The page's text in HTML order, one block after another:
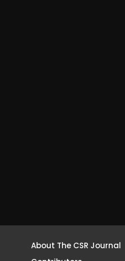
About The CSR Journal